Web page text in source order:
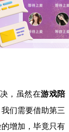
，虽然在游戏陪
们需要借助第三
增加，毕竟只有